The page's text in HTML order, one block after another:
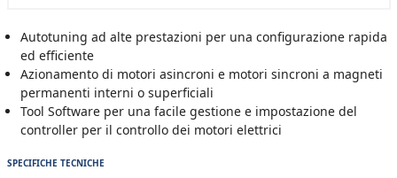
Autotuning ad alte prestazioni per una configurazione rapida
ed efficiente
Azionamento di motori asincroni e motori sincroni a magneti
permanenti interni o superficiali
Tool Software per una facile gestione e impostazione del
controller per il controllo dei motori elettrici
SPECIFICHE TECNICHE